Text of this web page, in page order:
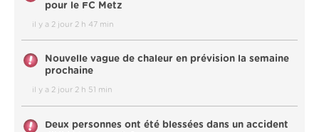
pour le FC Metz
il y a 2 jour 2 h 47 min
Nouvelle vague de chaleur en prévision la semaine
prochaine
il y a 2 jour 2 h 51 min
Deux personnes ont été blessées dans un accident